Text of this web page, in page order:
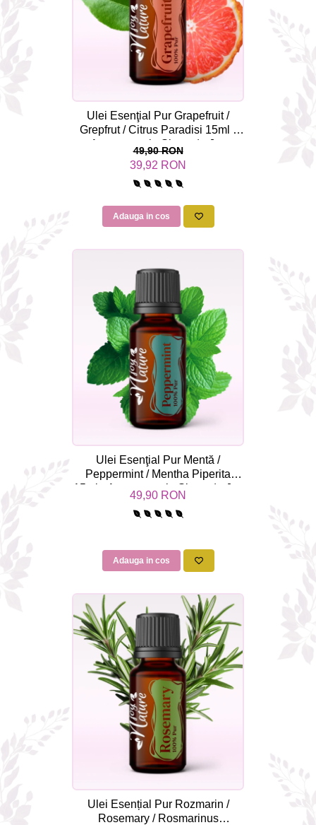
Ulei Esenţial Pur Grapefruit /
Grepfrut / Citrus Paradisi 15ml -
Aromaterapie Sigura | nJoy
Nature
49,90 RON
39,92 RON
Adauga in cos
Ulei Esenţial Pur Mentă /
Peppermint / Mentha Piperita
15ml - Aromaterapie Sigura | nJoy
Nature
49,90 RON
Adauga in cos
Ulei Esențial Pur Rozmarin /
Rosemary / Rosmarinus